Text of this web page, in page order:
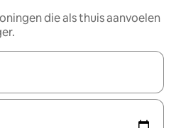
die als thuis aanvoelen
zijn, maak je een keuze